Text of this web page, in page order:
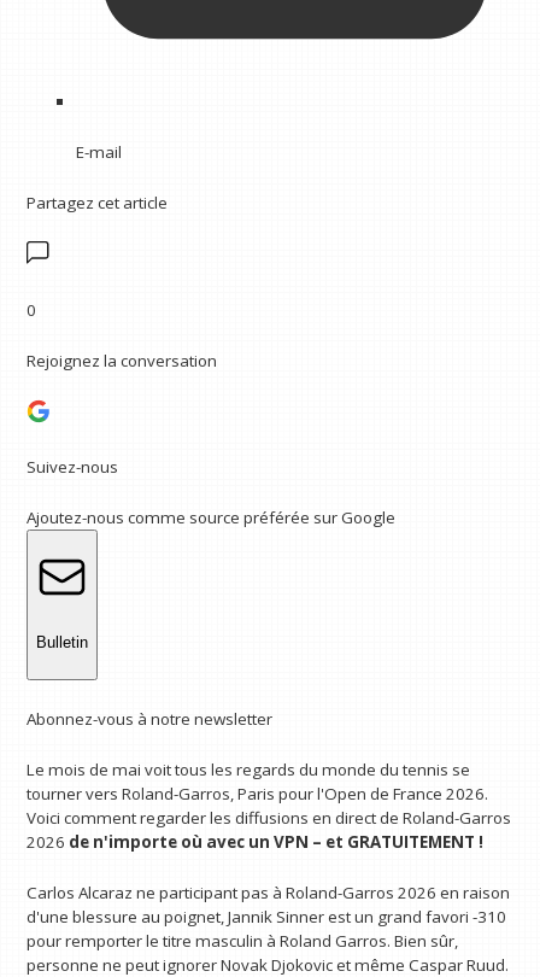
E-mail
Partagez cet article
0
Rejoignez la conversation
Suivez-nous
Ajoutez-nous comme source préférée sur Google
Bulletin
Abonnez-vous à notre newsletter
Le mois de mai voit tous les regards du monde du tennis se
tourner vers Roland-Garros, Paris pour l'Open de France 2026.
Voici comment regarder les diffusions en direct de Roland-Garros
2026 de n'importe où avec un VPN – et GRATUITEMENT !
Carlos Alcaraz ne participant pas à Roland-Garros 2026 en raison
d'une blessure au poignet, Jannik Sinner est un grand favori -310
pour remporter le titre masculin à Roland Garros. Bien sûr,
personne ne peut ignorer Novak Djokovic et même Caspar Ruud.